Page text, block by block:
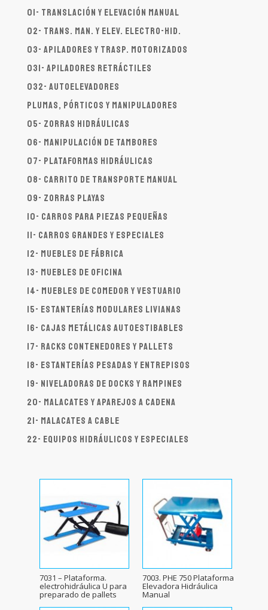
01- Translación y elevación manual
02- Trans. man. y elev. electro-hid.
03- Apiladores y trasp. motorizados
031- Apiladores Retráctiles
032- Autoelevadores
Plumas, Pórticos y Manipuladores
05- Zorras hidráulicas
06- Manipulación de tambores
07- Plataformas hidráulicas
08- Carrito de transporte manual
09- Zorras playas
10- Carros para piezas pequeñas
11- Carros grandes y especiales
12- Muebles de fábrica
13- Muebles de oficina
14- Muebles de comedor y vestuario
15- Estanterías modulares livianas
16- Cajas metálicas autoestibables
17- Racks contenedores y pallets
18- Estanterías pesadas y entrepisos
19- Niveladoras de docks y rampines
20- Malacates y aparejos a cadena
21- Malacates a cable
22- Equipos hidráulicos y especiales
7031 – Plataforma.
electrohidráulica U para
preparado de pallets
7003. PHE 750 Plataforma
Elevadora Hidráulica
Manual